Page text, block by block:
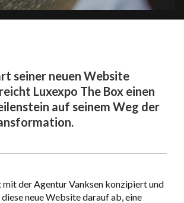
seiner neuen Website
Luxexpo The Box einen
auf seinem Weg der
der Agentur Vanksen konzipiert und
neue Website darauf ab, eine